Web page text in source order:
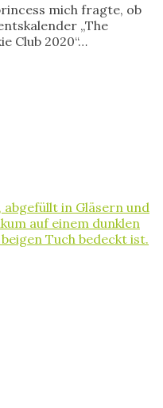
mich fragte, ob
„The
Club 2020“…